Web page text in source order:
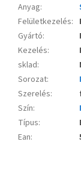
Anyag:
Felületkezelés:
Gyártó:
Kezelés:
sklad:
Sorozat:
Szerelés:
Szín:
Típus:
Ean: